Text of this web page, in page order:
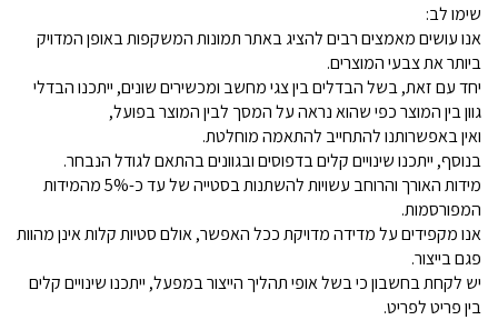
שימו לב:
אנו עושים מאמצים רבים להציג באתר תמונות המשקפות באופן המדויק
ביותר את צבעי המוצרים.
יחד עם זאת, בשל הבדלים בין צגי מחשב ומכשירים שונים, ייתכנו הבדלי
גוון בין המוצר כפי שהוא נראה על המסך לבין המוצר בפועל,
ואין באפשרותנו להתחייב להתאמה מוחלטת.
בנוסף, ייתכנו שינויים קלים בדפוסים ובגוונים בהתאם לגודל הנבחר.
מידות האורך והרוחב עשויות להשתנות בסטייה של עד כ-5% מהמידות
המפורסמות.
אנו מקפידים על מדידה מדויקת ככל האפשר, אולם סטיות קלות אינן מהוות
פגם בייצור.
יש לקחת בחשבון כי בשל אופי תהליך הייצור במפעל, ייתכנו שינויים קלים
בין פריט לפריט.